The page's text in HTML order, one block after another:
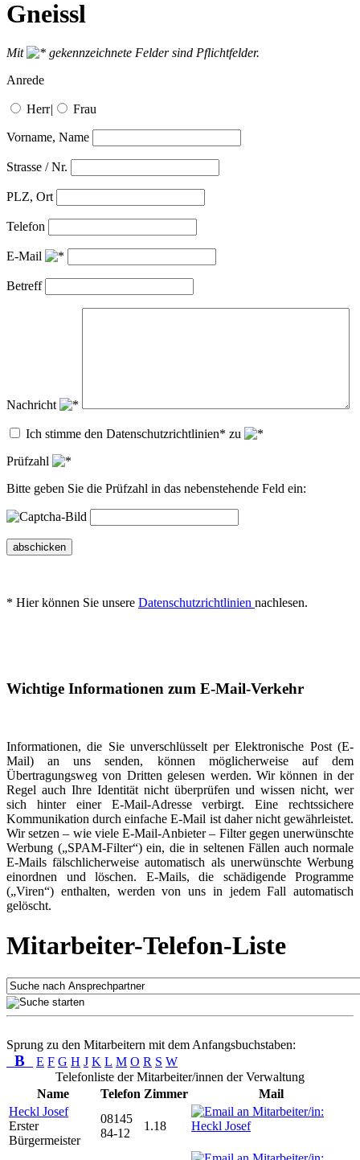
Gneissl
Mit
gekennzeichnete Felder sind Pflichtfelder.
Anrede
Herr| Frau
Vorname, Name
Strasse / Nr.
PLZ, Ort
Telefon
E-Mail
Betreff
Nachricht
Ich stimme den Datenschutzrichtlinien* zu
Prüfzahl
Bitte geben Sie die Prüfzahl in das nebenstehende Feld ein:
abschicken
* Hier können Sie unsere Datenschutzrichtlinien nachlesen.
Wichtige Informationen zum E-Mail-Verkehr
Informationen, die Sie unverschlüsselt per Elektronische Post (E-
Mail) an uns senden, können möglicherweise auf dem
Übertragungsweg von Dritten gelesen werden. Wir können in der
Regel auch Ihre Identität nicht überprüfen und wissen nicht, wer
sich hinter einer E-Mail-Adresse verbirgt. Eine rechtssichere
Kommunikation durch einfache E-Mail ist daher nicht gewährleistet.
Wir setzen – wie viele E-Mail-Anbieter – Filter gegen unerwünschte
Werbung („SPAM-Filter“) ein, die in seltenen Fällen auch normale
E-Mails fälschlicherweise automatisch als unerwünschte Werbung
einordnen und löschen. E-Mails, die schädigende Programme
(„Viren“) enthalten, werden von uns in jedem Fall automatisch
gelöscht.
Mitarbeiter-Telefon-Liste
Sprung zu den Mitarbeitern mit dem Anfangsbuchstaben:
B E F G H J K L M O R S W
Telefonliste der Mitarbeiter/innen der Verwaltung
Name
Telefon Zimmer
Mail
Heckl Josef
Erster
Bürgermeister
08145
84-12
1.18